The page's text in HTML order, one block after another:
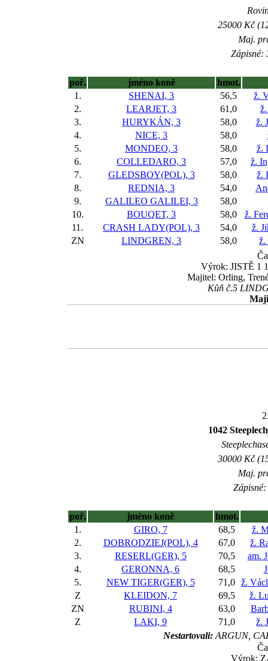
25000 Kč
Maj.
Zápisné:
poř. jméno koně
hmot.
1.
SHENAI, 3 56,5
ž.
2.
LEARJET, 3 61,0
3.
HURYKÁN, 3 58,0
ž.
4.
NICE, 3 58,0
5.
MONDEO, 3 58,0
ž.
6.
COLLEDARO, 3 57,0
ž.
7.
GLEDSBOY(POL), 3 58,0
ž.
8.
REDNIA, 3 54,0
9.
GALILEO GALILEI, 3
58,0
10.
BOUQET, 3 58,0
ž.
11.
CRASH LADY(POL), 3 54,0
ž.
ZN
LINDGREN, 3 58,0
ž.
Výrok: JISTĚ 1
Majitel: Orling,
Kůň č.5
1042
30000 Kč
Maj.
poř. jméno koně
hmot.
1.
GIRO, 7 68,5
ž.
2.
DOBRODZIEJ(POL), 4 67,0
ž.
3.
RESERL(GER), 5 70,5
am.
4.
GERONNA, 6 68,5
5.
NEW TIGER(GER), 5 71,0 ž.
Z
KLEIDON, 7 69,5
ž.
ZN
RUBINI, 4 63,0
Z
LAKI, 9 71,0
ž.
Nestartovali:ARGUN,
Výrok: